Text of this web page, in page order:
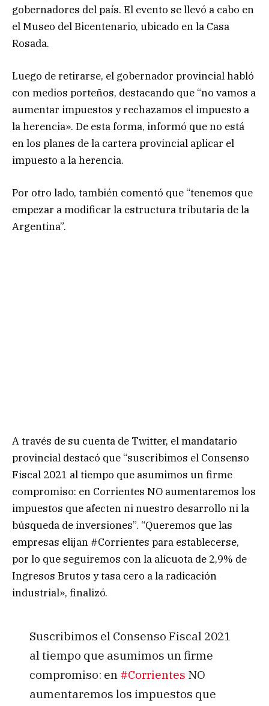
gobernadores del país. El evento se llevó a cabo en
el Museo del Bicentenario, ubicado en la Casa
Rosada.
Luego de retirarse, el gobernador provincial habló
con medios porteños, destacando que “no vamos a
aumentar impuestos y rechazamos el impuesto a
la herencia». De esta forma, informó que no está
en los planes de la cartera provincial aplicar el
impuesto a la herencia.
Por otro lado, también comentó que “tenemos que
empezar a modificar la estructura tributaria de la
Argentina”.
A través de su cuenta de Twitter, el mandatario
provincial destacó que “suscribimos el Consenso
Fiscal 2021 al tiempo que asumimos un firme
compromiso: en Corrientes NO aumentaremos los
impuestos que afecten ni nuestro desarrollo ni la
búsqueda de inversiones”. “Queremos que las
empresas elijan #Corrientes para establecerse,
por lo que seguiremos con la alícuota de 2,9% de
Ingresos Brutos y tasa cero a la radicación
industrial», finalizó.
Suscribimos el Consenso Fiscal 2021
al tiempo que asumimos un firme
compromiso: en #Corrientes NO
aumentaremos los impuestos que